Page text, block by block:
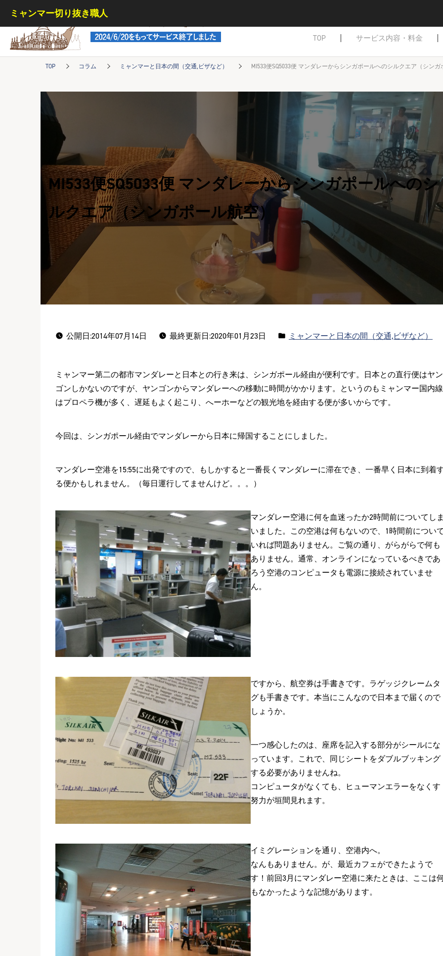
ミャンマー切り抜き職人
ミャンマー切り抜き職人
TOP サービス内容・料金
TOP コラム ミャンマーと日本の間（交通,ビザなど） MI533便SQ5033便 マンダレーからシンガポールへのシルクエア（シン
MI533便SQ5033便 マンダレーからシンガポールへのシ
ルクエア（シンガポール航空）
公開日:2014年07月14日 最終更新日:2020年01月23日
カ
リ
ー:
ミャンマーと日本の間（交通,ビザなど）
ミャンマー第二の都市マンダレーと日本との行き来は、シンガポール経由が便利です。日本との直行便はヤン
ゴンしかないのですが、ヤンゴンからマンダレーへの移動に時間がかかります。というのもミャンマー国内線
はプロペラ機が多く、遅延もよく起こり、へーホーなどの観光地を経由する便が多いからです。
今回は、シンガポール経由でマンダレーから日本に帰国することにしました。
マンダレー空港を15:55に出発ですので、もしかすると一番長くマンダレーに滞在でき、一番早く日本に到着
る便かもしれません。（毎日運行してませんけど。。。）
マンダレー空港に何を血迷ったか2時間前についてし
いました。この空港は何もないので、1時間前につい
いれば問題ありません。ご覧の通り、がらがらで何も
ありません。通常、オンラインになっているべきであ
ろう空港のコンピュータも電源に接続されていませ
ん。
ですから、航空券は手書きです。ラゲッジクレームタ
グも手書きです。本当にこんなので日本まで届くので
しょうか。
一つ感心したのは、座席を記入する部分がシールにな
っています。これで、同じシートをダブルブッキング
する必要がありませんね。
コンピュータがなくても、ヒューマンエラーをなくす
努力が垣間見れます。
イミグレーションを通り、空港内へ。
なんもありません。が、最近カフェができたようで
す！前回3月にマンダレー空港に来たときは、ここは
もなかったような記憶があります。